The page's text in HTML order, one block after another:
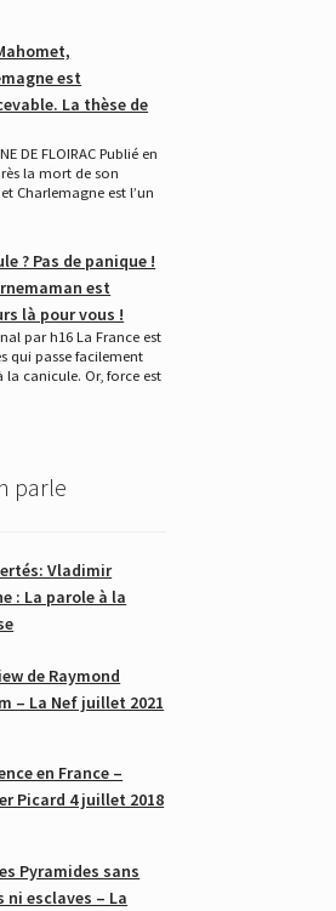
est
La thèse de
DE FLOIRAC Publié en
la mort de son
Charlemagne est l’un
? Pas de panique !
est
là pour vous !
par h16 La France est
qui passe facilement
canicule. Or, force est
parle
Vladimir
: La parole à la
de Raymond
– La Nef juillet 2021
en France –
Picard 4 juillet 2018
Pyramides sans
ni esclaves – La